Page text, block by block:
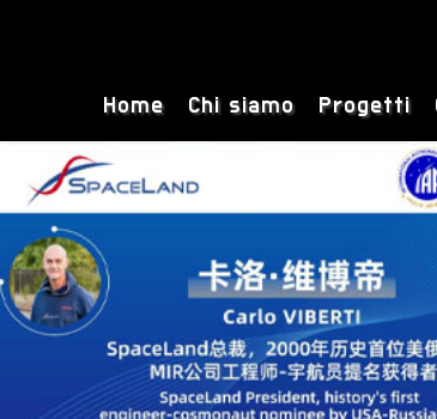
Home Chi siamo Progetti